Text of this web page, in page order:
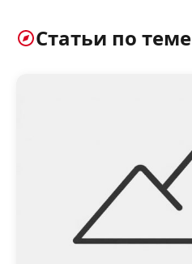
Статьи по теме